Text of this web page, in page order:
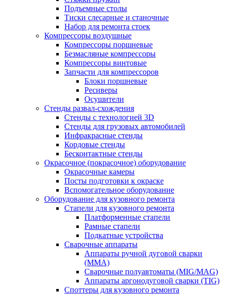
Подъемные столы
Тиски слесарные и станочные
Набор для ремонта стоек
Компрессоры воздушные
Компрессоры поршневые
Безмасляные компрессоры
Компрессоры винтовые
Запчасти для компрессоров
Блоки поршневые
Ресиверы
Осушители
Стенды развал-схождения
Стенды с технологией 3D
Стенды для грузовых автомобилей
Инфракрасные стенды
Кордовые стенды
Бесконтактные стенды
Окрасочное (покрасочное) оборудование
Окрасочные камеры
Посты подготовки к окраске
Вспомогательное оборудование
Оборудование для кузовного ремонта
Стапели для кузовного ремонта
Платформенные стапели
Рамные стапели
Подкатные устройства
Сварочные аппараты
Аппараты ручной дуговой сварки
(MMA)
Сварочные полуавтоматы (MIG/MAG)
Аппараты аргонодуговой сварки (TIG)
Споттеры для кузовного ремонта